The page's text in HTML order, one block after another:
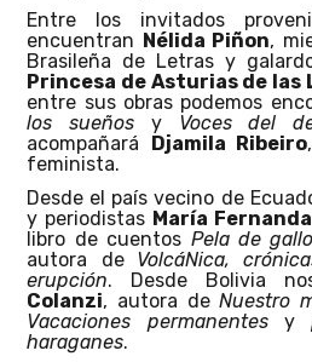
Entre los invitados
encuentran Nélida Piñon,
Brasileña de Letras y
Princesa de Asturias de las
entre sus obras podemos
los sueños y Voces del
acompañará Djamila Ribeiro
feminista.
Desde el país vecino de
y periodistas María
libro de cuentos Pela de
autora de
VolcáNica,
erupción. Desde Bolivia
Colanzi, autora deNuestro
Vacaciones permanentesy
haraganes.